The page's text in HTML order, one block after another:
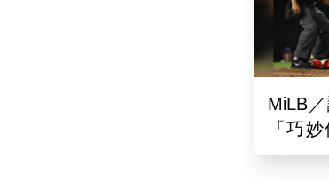
MiLB
「巧
隊以10